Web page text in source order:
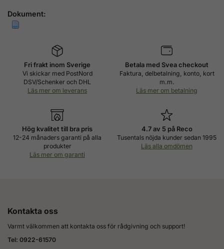
Dokument:
Fri frakt inom Sverige
Vi skickar med PostNord
DSV/Schenker och DHL
Läs mer om leverans
Betala med Svea checkout
Faktura, delbetalning, konto, kort
m.m.
Läs mer om betalning
Hög kvalitet till bra pris
12-24 månaders garanti på alla
produkter
Läs mer om garanti
4.7 av 5 på Reco
Tusentals nöjda kunder sedan 1995
Läs alla omdömen
Kontakta oss
Varmt välkommen att kontakta oss för rådgivning och support!
Tel: 0922-61570